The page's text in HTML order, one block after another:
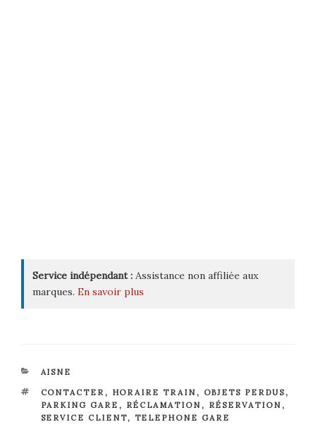
Service indépendant : Assistance non affiliée aux
marques. En savoir plus
CATÉGORIES
AISNE
ÉTIQUETTES
CONTACTER, HORAIRE TRAIN , OBJETS PERDUS,
PARKING GARE , RÉCLAMATION , RÉSERVATION ,
SERVICE CLIENT, TELEPHONE GARE